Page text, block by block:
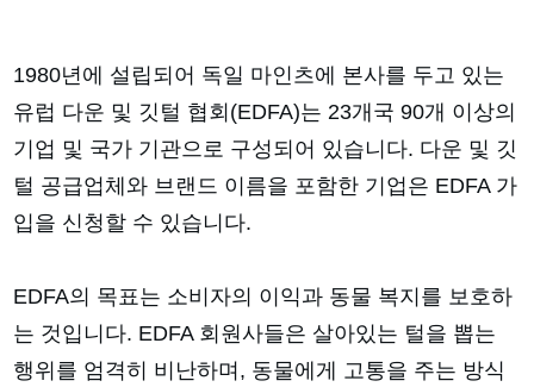
1980년에 설립되어 독일 마인츠에 본사를 두고 있는
유럽 다운 및 깃털 협회(EDFA)는 23개국 90개 이상의
기업 및 국가 기관으로 구성되어 있습니다. 다운 및 깃
털 공급업체와 브랜드 이름을 포함한 기업은 EDFA 가
입을 신청할 수 있습니다.
EDFA의 목표는 소비자의 이익과 동물 복지를 보호하
는 것입니다. EDFA 회원사들은 살아있는 털을 뽑는
행위를 엄격히 비난하며, 동물에게 고통을 주는 방식